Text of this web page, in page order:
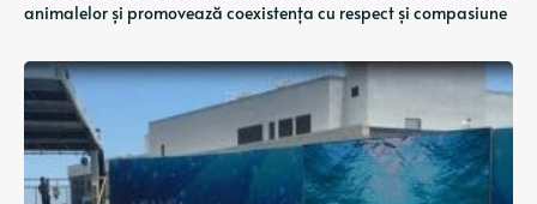
animalelor și promovează coexistența cu respect și compasiune